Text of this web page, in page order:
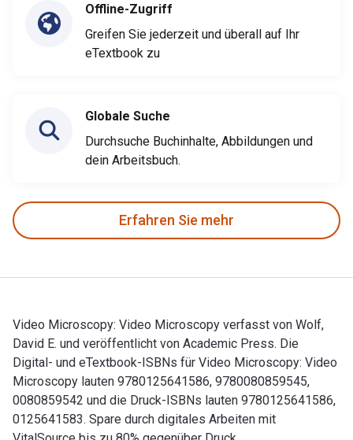
Offline-Zugriff
Greifen Sie jederzeit und überall auf Ihr
eTextbook zu
Globale Suche
Durchsuche Buchinhalte, Abbildungen und
dein Arbeitsbuch.
Erfahren Sie mehr
Video Microscopy: Video Microscopy verfasst von Wolf,
David E. und veröffentlicht von Academic Press. Die
Digital- und eTextbook-ISBNs für Video Microscopy: Video
Microscopy lauten 9780125641586, 9780080859545,
0080859542 und die Druck-ISBNs lauten 9780125641586,
0125641583. Spare durch digitales Arbeiten mit